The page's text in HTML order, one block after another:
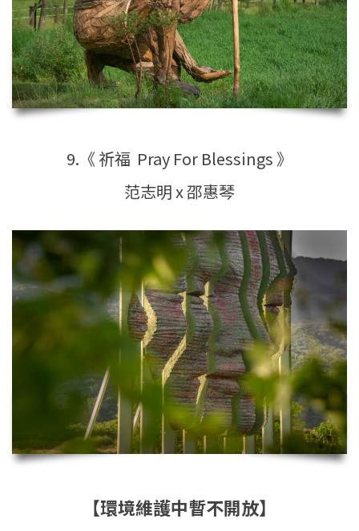
9.《 祈福 Pray For Blessings 》
范志明 x 邵惠琴
【環境維護中暫不開放】